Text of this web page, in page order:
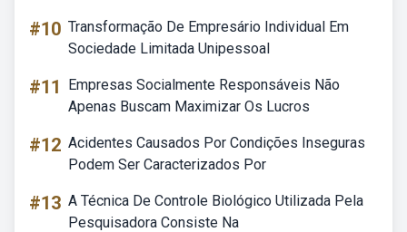
#10 Transformação De Empresário Individual Em
Sociedade Limitada Unipessoal
#11
Empresas Socialmente Responsáveis Não
Apenas Buscam Maximizar Os Lucros
#12 Acidentes Causados Por Condições Inseguras
Podem Ser Caracterizados Por
#13 A Técnica De Controle Biológico Utilizada Pela
Pesquisadora Consiste Na